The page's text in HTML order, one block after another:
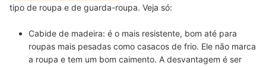
tipo de roupa e de guarda-roupa. Veja só:
Cabide de madeira: é o mais resistente, bom até para
roupas mais pesadas como casacos de frio. Ele não marca
a roupa e tem um bom caimento. A desvantagem é ser